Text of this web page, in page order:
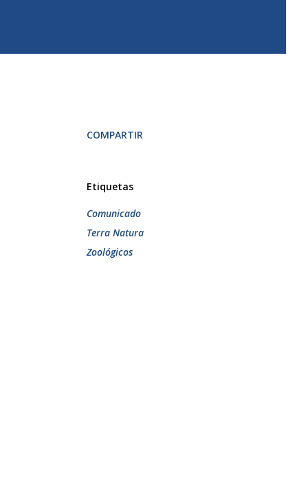
COMPARTIR
Etiquetas
Comunicado
Terra Natura
Zoológicos